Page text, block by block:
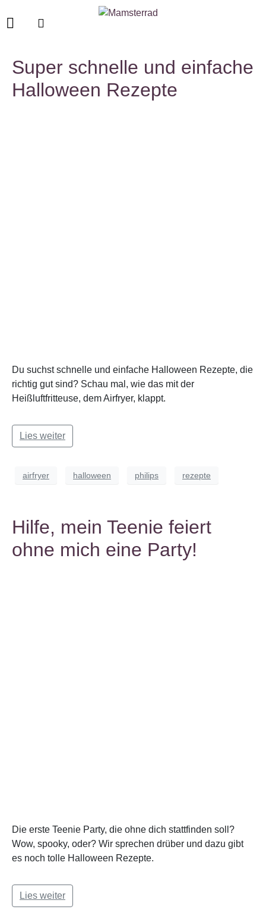
Super schnelle und einfache
Halloween Rezepte
Du suchst schnelle und einfache Halloween Rezepte, die
richtig gut sind? Schau mal, wie das mit der
Heißluftfritteuse, dem Airfryer, klappt.
Lies weiter
airfryer halloween philips rezepte
Hilfe, mein Teenie feiert
ohne mich eine Party!
Die erste Teenie Party, die ohne dich stattfinden soll?
Wow, spooky, oder? Wir sprechen drüber und dazu gibt
es noch tolle Halloween Rezepte.
Lies weiter